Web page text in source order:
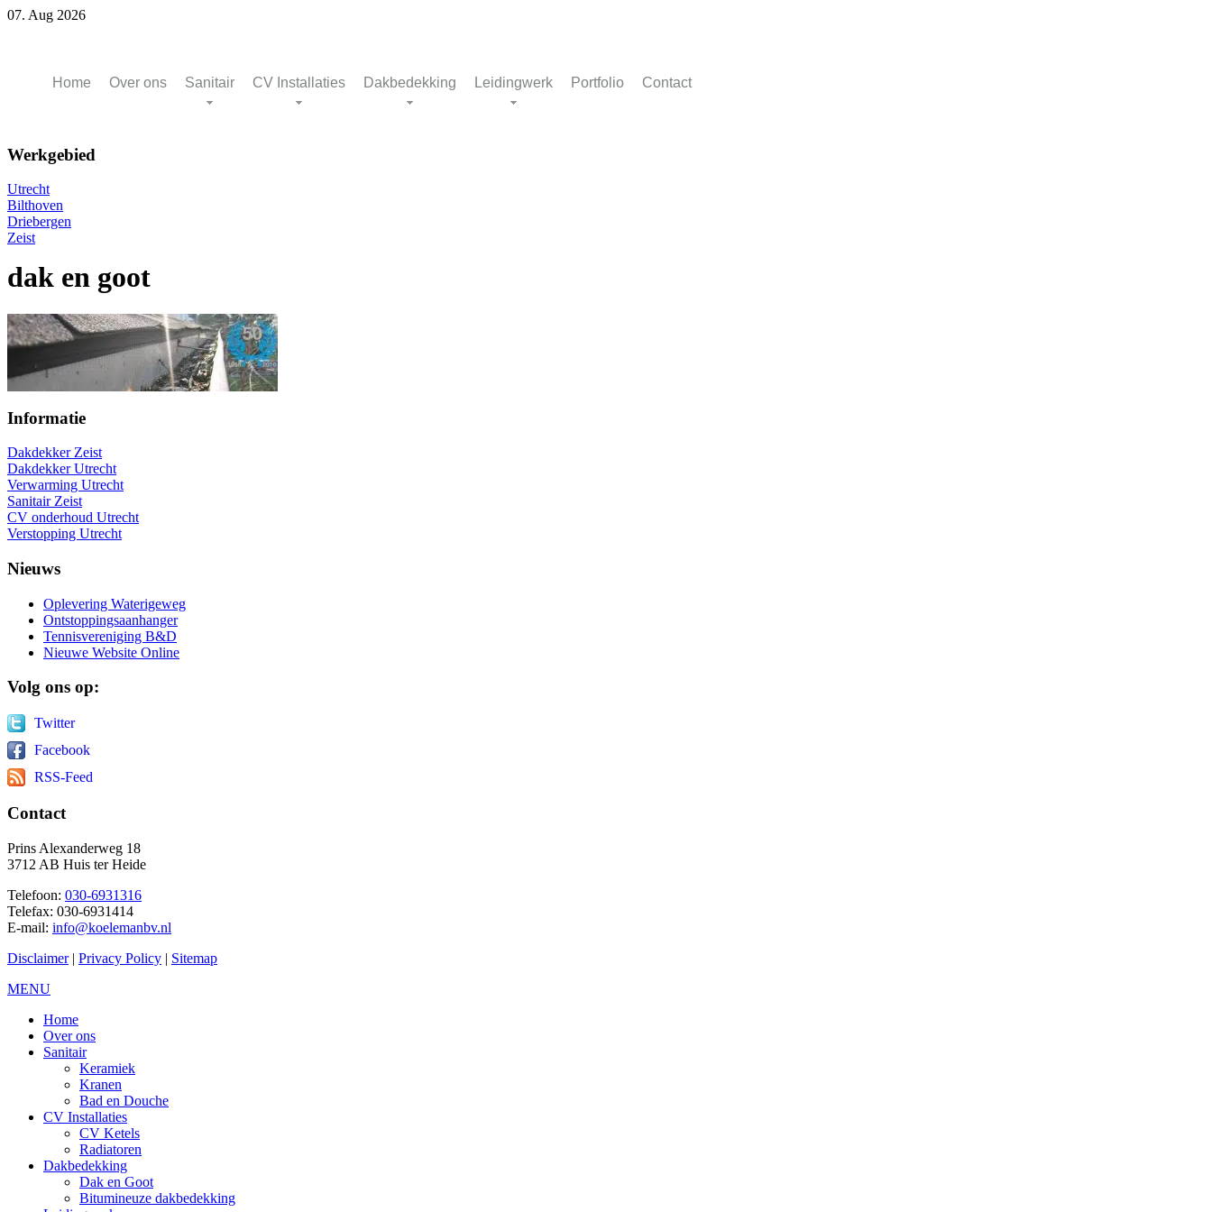
07. Aug 2026
Home Over ons Sanitair CV Installaties Dakbedekking Leidingwerk Portfolio Contact
Werkgebied
Utrecht
Bilthoven
Driebergen
Zeist
dak en goot
Informatie
Dakdekker Zeist
Dakdekker Utrecht
Verwarming Utrecht
Sanitair Zeist
CV onderhoud Utrecht
Verstopping Utrecht
Nieuws
Oplevering Waterigeweg
Ontstoppingsaanhanger
Tennisvereniging B&D
Nieuwe Website Online
Volg ons op:
Twitter
Facebook
RSS-Feed
Contact
Prins Alexanderweg 18
3712 AB Huis ter Heide
Telefoon: 030-6931316
Telefax: 030-6931414
E-mail: info@koelemanbv.nl
Disclaimer| Privacy Policy | Sitemap
MENU
Home
Over ons
Sanitair
Keramiek
Kranen
Bad en Douche
CV Installaties
CV Ketels
Radiatoren
Dakbedekking
Dak en Goot
Bitumineuze dakbedekking